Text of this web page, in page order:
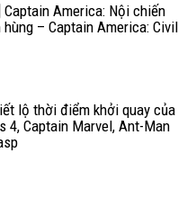
Captain America: Nội chiến
hùng – Captain America: Civil
lộ thời điểm khởi quay của
4, Captain Marvel, Ant-Man